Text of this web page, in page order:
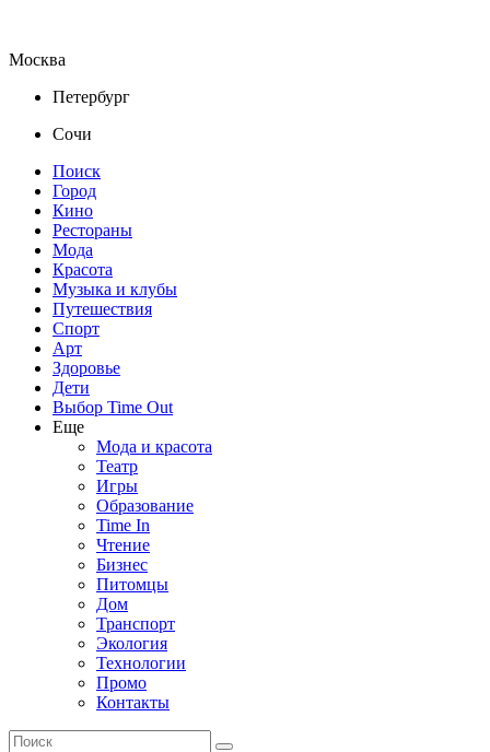
Москва
Петербург
Сочи
Поиск
Город
Кино
Рестораны
Мода
Красота
Музыка и клубы
Путешествия
Спорт
Арт
Здоровье
Дети
Выбор Time Out
Еще
Мода и красота
Театр
Игры
Образование
Time In
Чтение
Бизнес
Питомцы
Дом
Транспорт
Экология
Технологии
Промо
Контакты